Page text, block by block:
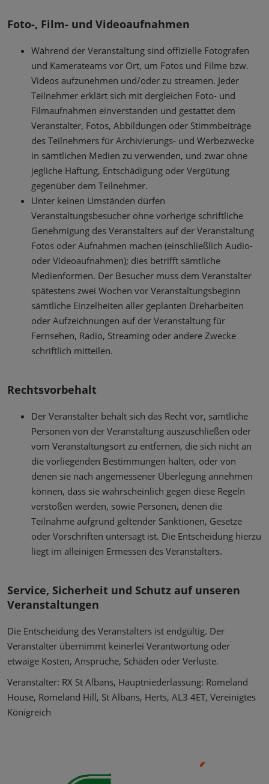
Foto-, Film- und Videoaufnahmen
Während der Veranstaltung sind offizielle Fotografen
und Kamerateams vor Ort, um Fotos und Filme bzw.
Videos aufzunehmen und/oder zu streamen. Jeder
Teilnehmer erklärt sich mit dergleichen Foto- und
Filmaufnahmen einverstanden und gestattet dem
Veranstalter, Fotos, Abbildungen oder Stimmbeiträge
des Teilnehmers für Archivierungs- und Werbezwecke
in sämtlichen Medien zu verwenden, und zwar ohne
jegliche Haftung, Entschädigung oder Vergütung
gegenüber dem Teilnehmer.
Unter keinen Umständen dürfen
Veranstaltungsbesucher ohne vorherige schriftliche
Genehmigung des Veranstalters auf der Veranstaltung
Fotos oder Aufnahmen machen (einschließlich Audio-
oder Videoaufnahmen); dies betrifft sämtliche
Medienformen. Der Besucher muss dem Veranstalter
spätestens zwei Wochen vor Veranstaltungsbeginn
sämtliche Einzelheiten aller geplanten Dreharbeiten
oder Aufzeichnungen auf der Veranstaltung für
Fernsehen, Radio, Streaming oder andere Zwecke
schriftlich mitteilen.
Rechtsvorbehalt
Der Veranstalter behält sich das Recht vor, sämtliche
Personen von der Veranstaltung auszuschließen oder
vom Veranstaltungsort zu entfernen, die sich nicht an
die vorliegenden Bestimmungen halten, oder von
denen sie nach angemessener Überlegung annehmen
können, dass sie wahrscheinlich gegen diese Regeln
verstoßen werden, sowie Personen, denen die
Teilnahme aufgrund geltender Sanktionen, Gesetze
oder Vorschriften untersagt ist. Die Entscheidung hierzu
liegt im alleinigen Ermessen des Veranstalters.
Service, Sicherheit und Schutz auf unseren
Veranstaltungen
Die Entscheidung des Veranstalters ist endgültig. Der
Veranstalter übernimmt keinerlei Verantwortung oder
etwaige Kosten, Ansprüche, Schäden oder Verluste.
Veranstalter: RX St Albans, Hauptniederlassung: Romeland
House, Romeland Hill, St Albans, Herts, AL3 4ET, Vereinigtes
Königreich